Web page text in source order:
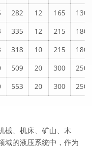
282 12 165
130
335 12 215
180
318 10 215
180
509 20 300
250
553 20 300 250
械、机床、矿山、木
域的液压系统中，作为